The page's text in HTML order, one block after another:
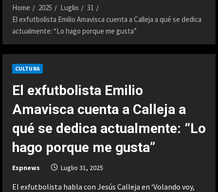
Home 2025 Luglio
31
El exfutbolista Emilio Amavisca cuenta a Calleja a qué se dedica
actualmente: “Lo hago porque me gusta”
CULTURA
El exfutbolista Emilio
Amavisca cuenta a Calleja a
qué se dedica actualmente: “Lo
hago porque me gusta”
Espnews Luglio 31, 2025
El exfutbolista habla con Jesús Calleja en ‘Volando voy,